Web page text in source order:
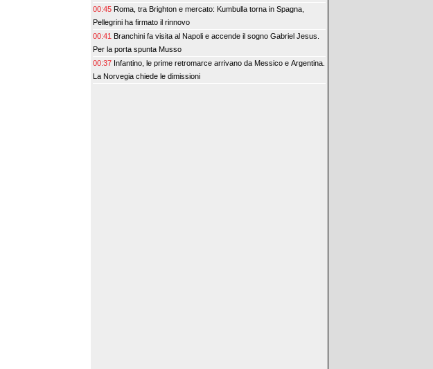
00:45 Roma, tra Brighton e mercato: Kumbulla torna in Spagna,
Pellegrini ha firmato il rinnovo
00:41 Branchini fa visita al Napoli e accende il sogno Gabriel Jesus.
Per la porta spunta Musso
00:37 Infantino, le prime retromarce arrivano da Messico e Argentina.
La Norvegia chiede le dimissioni